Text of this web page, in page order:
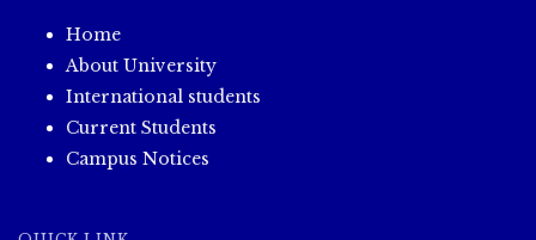
Home
About University
International students
Current Students
Campus Notices